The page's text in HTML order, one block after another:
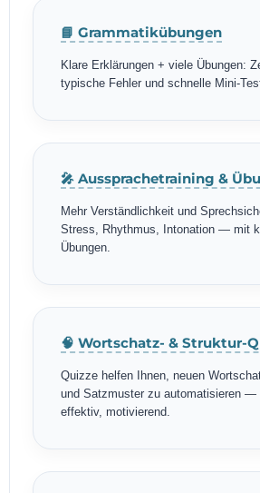
📘 Grammatikübungen
Klare Erklärungen + viele Übungen:
typische Fehler und schnelle Mini-
🎤 Aussprachetraining &
Mehr Verständlichkeit und
Stress, Rhythmus, Intonation — mit
Übungen.
🧠 Wortschatz- & Struktur-
Quizze helfen Ihnen, neuen
und Satzmuster zu automatisieren —
effektiv, motivierend.